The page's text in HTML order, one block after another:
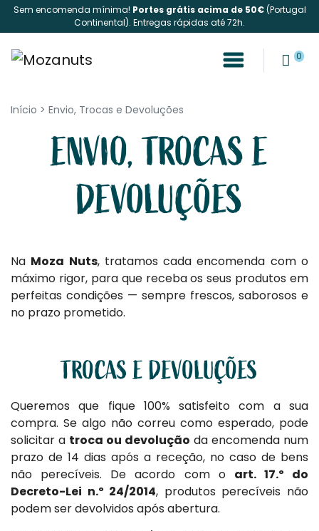
Sem encomenda mínima! Portes grátis acima de 50€(Portugal
Continental). Entregas rápidas até 72h.
0
Início > Envio, Trocas e Devoluções
ENVIO, TROCAS E
DEVOLUÇÕES
Na Moza Nuts, tratamos cada encomenda com o
máximo rigor, para que receba os seus produtos em
perfeitas condições — sempre frescos, saborosos e
no prazo prometido.
TROCAS E DEVOLUÇÕES
Queremos que fique 100% satisfeito com a sua
compra. Se algo não correu como esperado, pode
solicitar a troca ou devolução da encomenda num
prazo de 14 dias após a receção, no caso de bens
não perecíveis. De acordo com o art. 17.º do
Decreto-Lei n.º 24/2014, produtos perecíveis não
podem ser devolvidos após abertura.